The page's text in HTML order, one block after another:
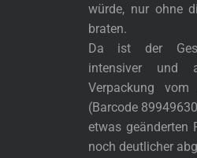
würde, nur ohne
braten.
Da ist der
intensiver und
Verpackung vom
(Barcode
etwas geänderten
noch deutlicher